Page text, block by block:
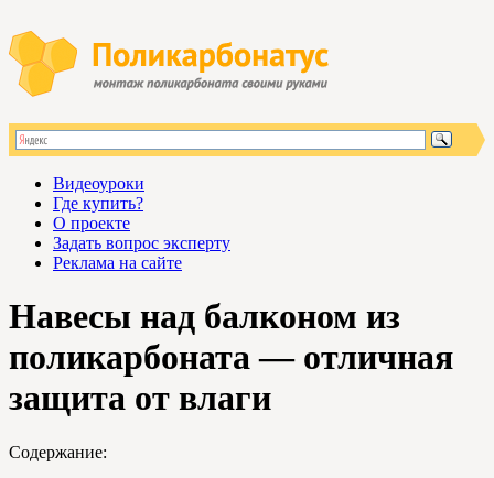
Видеоуроки
Где купить?
О проекте
Задать вопрос эксперту
Реклама на сайте
Навесы над балконом из
поликарбоната — отличная
защита от влаги
Содержание: